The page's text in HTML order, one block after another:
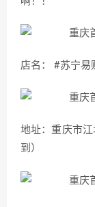
店名： #苏宁易
地址：重庆市
到）